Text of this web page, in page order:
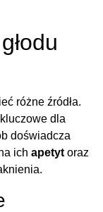
różne źródła.
dla
doświadcza
ich apetyt oraz